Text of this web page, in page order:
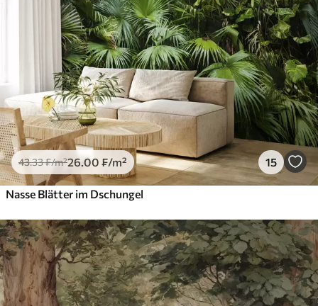
43.33₣/m²26.00 ₣/m² 15
Nasse Blätter im Dschungel